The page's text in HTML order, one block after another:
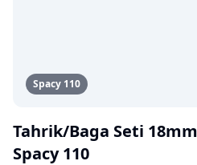
Spacy 110
Tahrik/Baga Seti
Spacy 110